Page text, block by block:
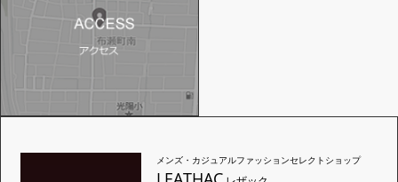
メンズ・カジュアルファッションセレクトショップ